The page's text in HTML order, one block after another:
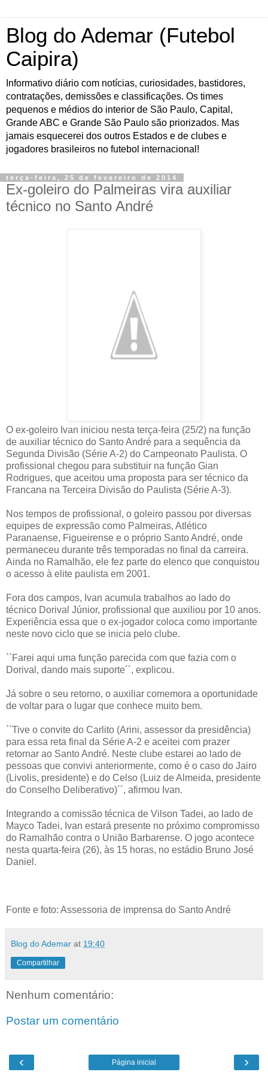
Blog do Ademar (Futebol
Caipira)
Informativo diário com notícias, curiosidades, bastidores,
contratações, demissões e classificações. Os times
pequenos e médios do interior de São Paulo, Capital,
Grande ABC e Grande São Paulo são priorizados. Mas
jamais esquecerei dos outros Estados e de clubes e
jogadores brasileiros no futebol internacional!
terça-feira, 25 de fevereiro de 2014
Ex-goleiro do Palmeiras vira auxiliar
técnico no Santo André
O ex-goleiro Ivan iniciou nesta terça-feira (25/2) na função
de auxiliar técnico do Santo André para a sequência da
Segunda Divisão (Série A-2) do Campeonato Paulista. O
profissional chegou para substituir na função Gian
Rodrigues, que aceitou uma proposta para ser técnico da
Francana na Terceira Divisão do Paulista (Série A-3).
Nos tempos de profissional, o goleiro passou por diversas
equipes de expressão como Palmeiras, Atlético
Paranaense, Figueirense e o próprio Santo André, onde
permaneceu durante três temporadas no final da carreira.
Ainda no Ramalhão, ele fez parte do elenco que conquistou
o acesso à elite paulista em 2001.
Fora dos campos, Ivan acumula trabalhos ao lado do
técnico Dorival Júnior, profissional que auxiliou por 10 anos.
Experiência essa que o ex-jogador coloca como importante
neste novo ciclo que se inicia pelo clube.
``Farei aqui uma função parecida com que fazia com o
Dorival, dando mais suporte´´, explicou.
Já sobre o seu retorno, o auxiliar comemora a oportunidade
de voltar para o lugar que conhece muito bem.
``Tive o convite do Carlito (Arini, assessor da presidência)
para essa reta final da Série A-2 e aceitei com prazer
retornar ao Santo André. Neste clube estarei ao lado de
pessoas que convivi anteriormente, como é o caso do Jairo
(Livolis, presidente) e do Celso (Luiz de Almeida, presidente
do Conselho Deliberativo)´´, afirmou Ivan.
Integrando a comissão técnica de Vilson Tadei, ao lado de
Mayco Tadei, Ivan estará presente no próximo compromisso
do Ramalhão contra o União Barbarense. O jogo acontece
nesta quarta-feira (26), às 15 horas, no estádio Bruno José
Daniel.
Fonte e foto: Assessoria de imprensa do Santo André
Blog do Ademar at 19:40
Compartilhar
Nenhum comentário:
Postar um comentário
‹ ›
Página inicial